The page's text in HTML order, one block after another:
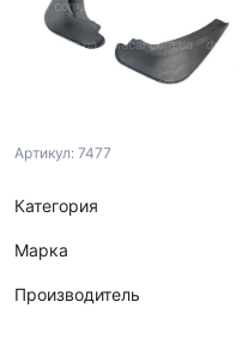
Артикул: 7477
Категория
Марка
Производитель